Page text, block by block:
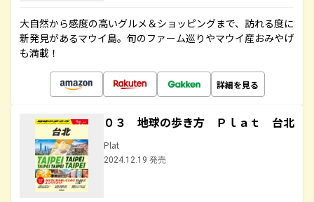
大自然から感度の高いグルメ＆ショッピングまで、訪れる度に
新発見があるマウイ島。旬のファーム巡りやマウイ産おみやげ
も満載！
詳細を見る
０３ 地球の歩き方 Ｐｌａｔ 台北
Plat
2024.12.19 発売